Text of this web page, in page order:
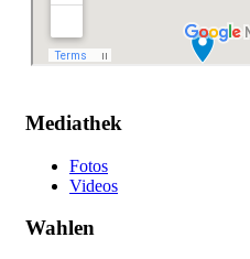
Mediathek
Fotos
Videos
Wahlen